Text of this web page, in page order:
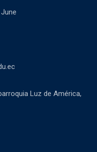
Luz de América,